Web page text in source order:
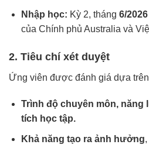
Nhập học: Kỳ 2, tháng 6/2026
của Chính phủ Australia và
2. Tiêu chí xét duyệt
Ứng viên được đánh giá dựa
Trình độ chuyên môn, năng
tích học tập.
Khả năng tạo ra ảnh hưởng